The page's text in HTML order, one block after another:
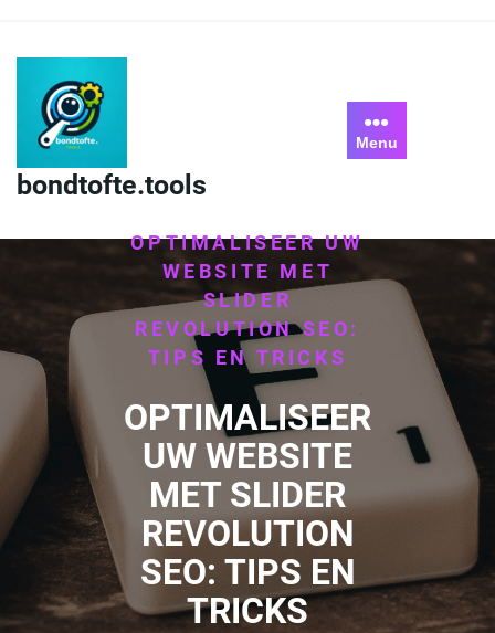
content
bondtofte.tools
Menu
HOME
OPTIMALISEER UW
WEBSITE MET
SLIDER
REVOLUTION SEO:
TIPS EN TRICKS
OPTIMALISEER
UW WEBSITE
MET SLIDER
REVOLUTION
SEO: TIPS EN
TRICKS